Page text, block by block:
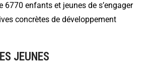
6770 enfants et jeunes de s’engager
concrètes de développement
JEUNES